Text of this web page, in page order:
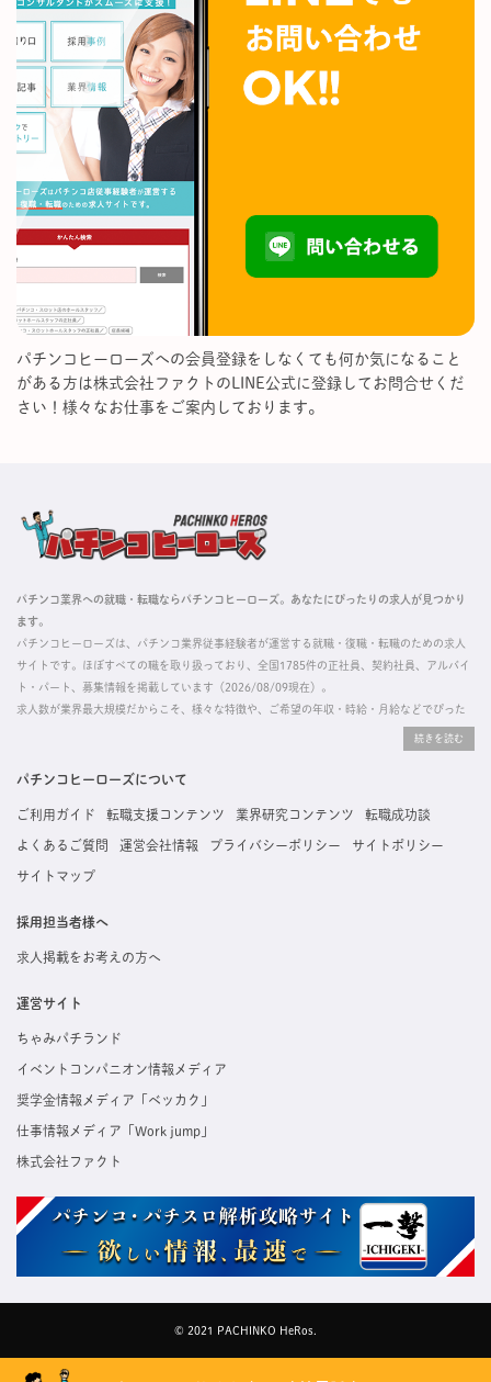
パチンコヒーローズへの会員登録をしなくても何か気になること
がある方は株式会社ファクトのLINE公式に登録してお問合せくだ
さい！様々なお仕事をご案内しております。
パチンコ業界への就職・転職ならパチンコヒーローズ。あなたにぴったりの求人が見つかり
ます。
パチンコヒーローズは、パチンコ業界従事経験者が運営する就職・復職・転職のための求人
サイトです。ほぼすべての職を取り扱っており、全国1785件の正社員、契約社員、アルバイ
ト・パート、募集情報を掲載しています（2026/08/09現在）。
求人数が業界最大規模だからこそ、様々な特徴や、ご希望の年収・時給・月給などでぴった
掲載している求人は、すべて契約法人様から寄せられた正規の求人情報です。応募いただい
た内容はすぐに直接事業所に届くためスムーズに転職・復職できます。
パチンコヒーローズについて
ご利用ガイド 転職支援コンテンツ 業界研究コンテンツ 転職成功談
よくあるご質問 運営会社情報 プライバシーポリシー サイトポリシー
サイトマップ
採用担当者様へ
求人掲載をお考えの方へ
運営サイト
ちゃみパチランド
イベントコンパニオン情報メディア
奨学金情報メディア「ベッカク」
仕事情報メディア「Work jump」
株式会社ファクト
© 2021 PACHINKO HeRos.